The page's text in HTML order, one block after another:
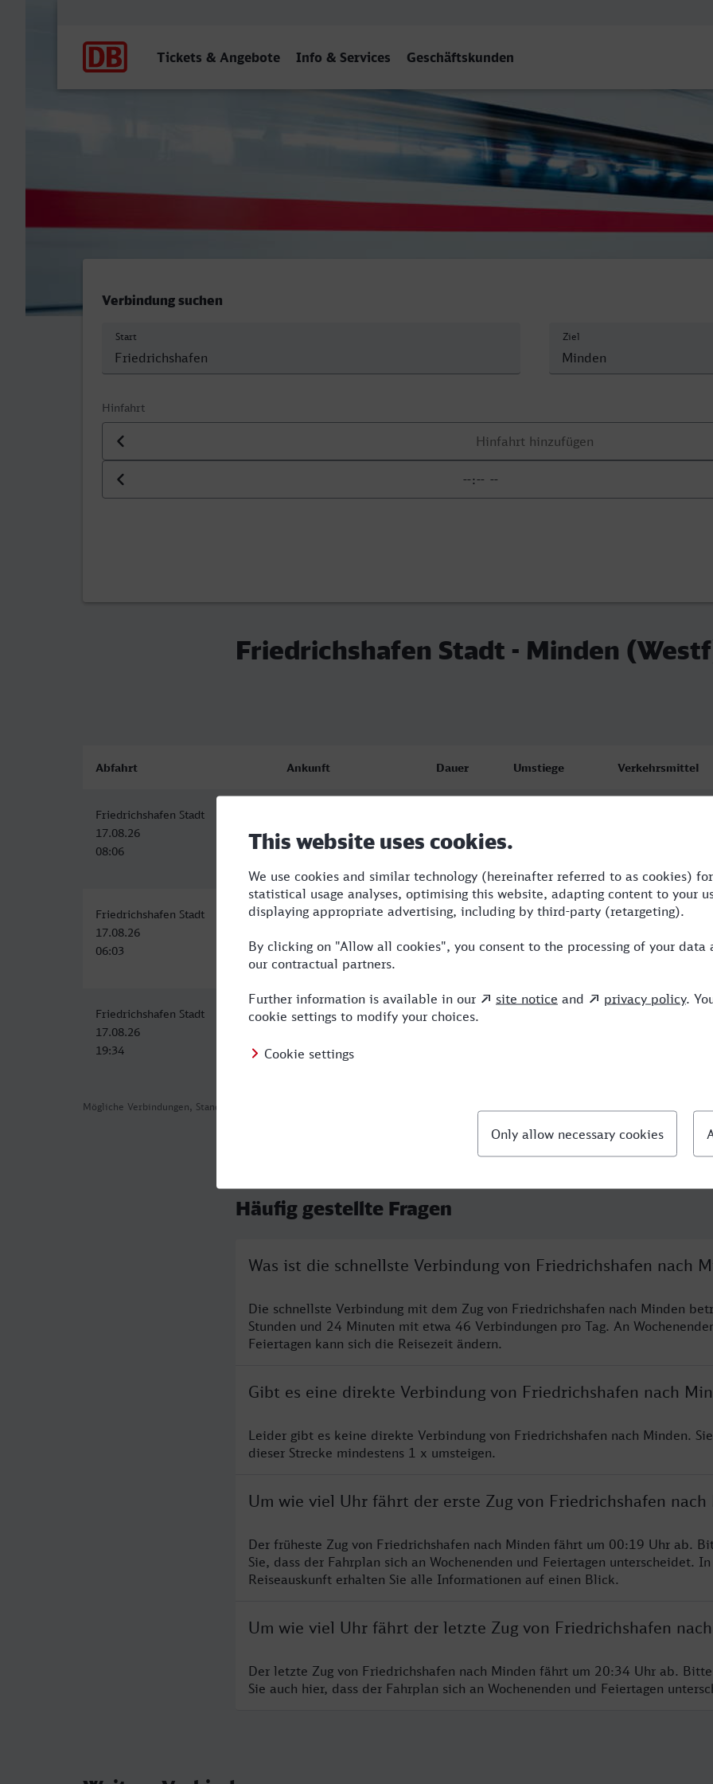
Tickets & Angebote Info & Services Geschäftskunden
Friedrichshafen Stadt - Minden (Westf)
Verbindung suchen
Start Ziel
Hinfahrt
Datum der Hinfahrt
Uhrzeit der Hinfahrt
Friedrichshafen Stadt - Minden
Mögliche Verbindungen, Stand: 2026-08-03 00:26
Abfahrt Ankunft Dauer Umstiege Verkehrsmittel
Friedrichshafen Stadt
17.08.26
08:06
17.08.26
15:30
Friedrichshafen Stadt
17.08.26
06:03
Minden (Westf)
13:30
7:27 2 RE,ICE,NX
Friedrichshafen Stadt
17.08.26
19:34
Minden (Westf)
06:07
10:33
Häufig gestellte Fragen
Was ist die schnellste Verbindung von Friedrichshafen nach
Die schnellste Verbindung mit dem Zug von Friedrichshafen nach Minden
Stunden und 24 Minuten mit etwa 46 Verbindungen pro Tag. An
Feiertagen kann sich die Reisezeit ändern.
Gibt es eine direkte Verbindung von Friedrichshafen nach
Leider gibt es keine direkte Verbindung von Friedrichshafen nach Minden.
dieser Strecke mindestens 1 x umsteigen.
Um wie viel Uhr fährt der erste Zug von Friedrichshafen nach
Der früheste Zug von Friedrichshafen nach Minden fährt um 00:19 Uhr ab.
Sie, dass der Fahrplan sich an Wochenenden und Feiertagen unterscheidet.
Reiseauskunft erhalten Sie alle Informationen auf einen Blick.
Um wie viel Uhr fährt der letzte Zug von Friedrichshafen
Der letzte Zug von Friedrichshafen nach Minden fährt um 20:34 Uhr ab.
Sie auch hier, dass der Fahrplan sich an Wochenenden und Feiertagen